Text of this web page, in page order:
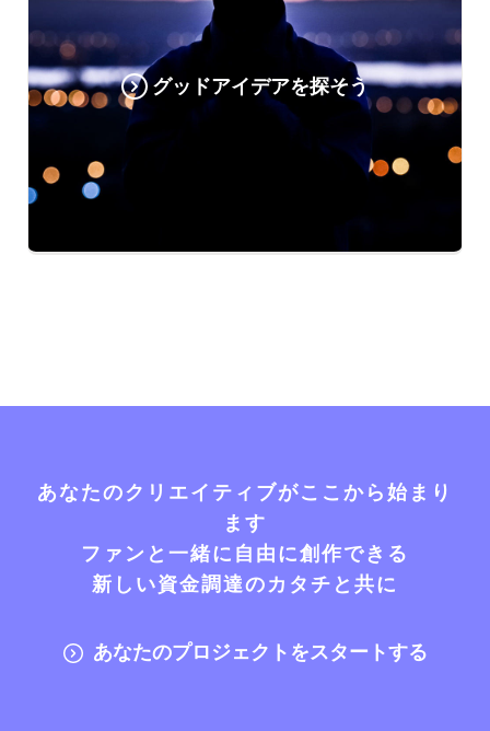
グッドアイデアを探そう
あなたのクリエイティブがここから始まり
ます
ファンと一緒に自由に創作できる
新しい資金調達のカタチと共に
あなたのプロジェクトをスタートする